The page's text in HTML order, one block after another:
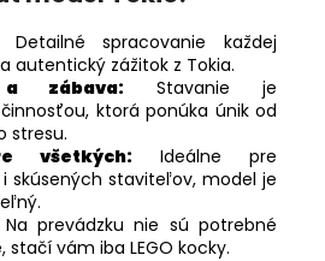
Detailné spracovanie každej
autentický zážitok z Tokia.
a zábava: Stavanie je
ktorá ponúka únik od
stresu.
všetkých:Ideálne pre
skúsených staviteľov, model je
Na prevádzku nie sú potrebné
stačí vám iba LEGO kocky.